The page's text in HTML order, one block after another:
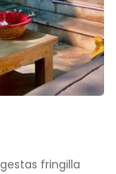
fringilla